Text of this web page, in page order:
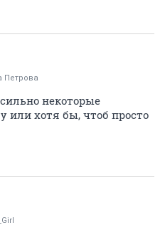
Петрова
некоторые
хотя бы, чтоб просто